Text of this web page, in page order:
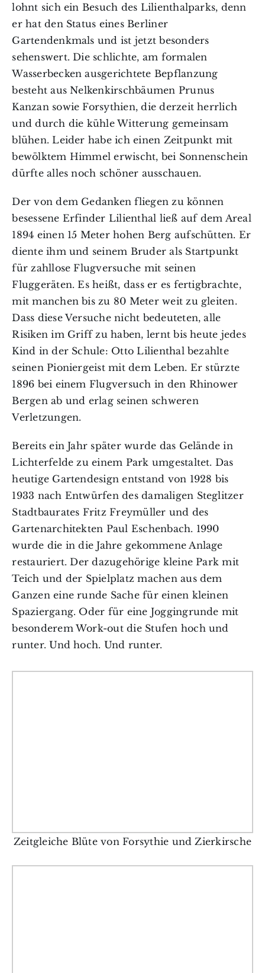
lohnt sich ein Besuch des Lilienthalparks, denn
er hat den Status eines Berliner
Gartendenkmals und ist jetzt besonders
sehenswert. Die schlichte, am formalen
Wasserbecken ausgerichtete Bepflanzung
besteht aus Nelkenkirschbäumen Prunus
Kanzan sowie Forsythien, die derzeit herrlich
und durch die kühle Witterung gemeinsam
blühen. Leider habe ich einen Zeitpunkt mit
bewölktem Himmel erwischt, bei Sonnenschein
dürfte alles noch schöner ausschauen.
Der von dem Gedanken fliegen zu können
besessene Erfinder Lilienthal ließ auf dem Areal
1894 einen 15 Meter hohen Berg aufschütten. Er
diente ihm und seinem Bruder als Startpunkt
für zahllose Flugversuche mit seinen
Fluggeräten. Es heißt, dass er es fertigbrachte,
mit manchen bis zu 80 Meter weit zu gleiten.
Dass diese Versuche nicht bedeuteten, alle
Risiken im Griff zu haben, lernt bis heute jedes
Kind in der Schule: Otto Lilienthal bezahlte
seinen Pioniergeist mit dem Leben. Er stürzte
1896 bei einem Flugversuch in den Rhinower
Bergen ab und erlag seinen schweren
Verletzungen.
Bereits ein Jahr später wurde das Gelände in
Lichterfelde zu einem Park umgestaltet. Das
heutige Gartendesign entstand von 1928 bis
1933 nach Entwürfen des damaligen Steglitzer
Stadtbaurates Fritz Freymüller und des
Gartenarchitekten Paul Eschenbach. 1990
wurde die in die Jahre gekommene Anlage
restauriert. Der dazugehörige kleine Park mit
Teich und der Spielplatz machen aus dem
Ganzen eine runde Sache für einen kleinen
Spaziergang. Oder für eine Joggingrunde mit
besonderem Work-out die Stufen hoch und
runter. Und hoch. Und runter.
Zeitgleiche Blüte von Forsythie und Zierkirsche